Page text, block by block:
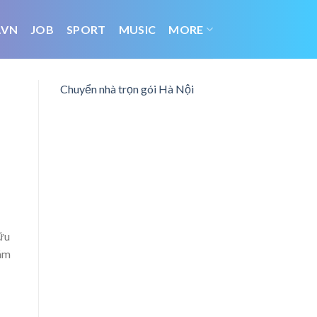
JOB SPORT MUSIC MORE
Chuyển nhà trọn gói Hà Nội